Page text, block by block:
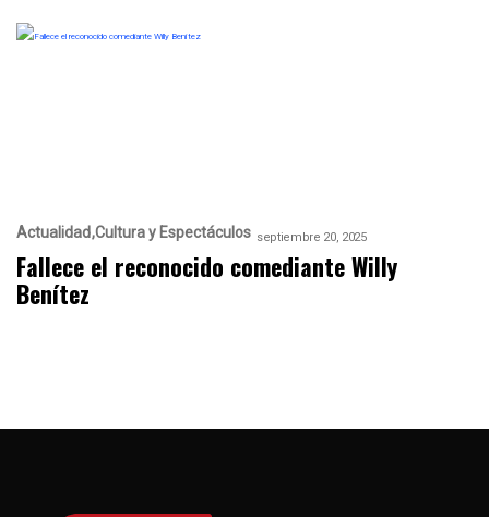
Actualidad Cultura y Espectáculos septiembre 20, 2025
Fallece el reconocido comediante Willy
Benítez